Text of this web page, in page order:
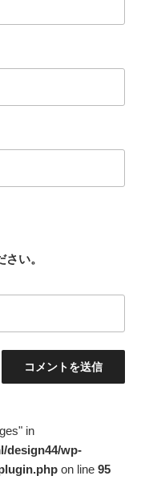
い。
in
design44/wp-
on line 95